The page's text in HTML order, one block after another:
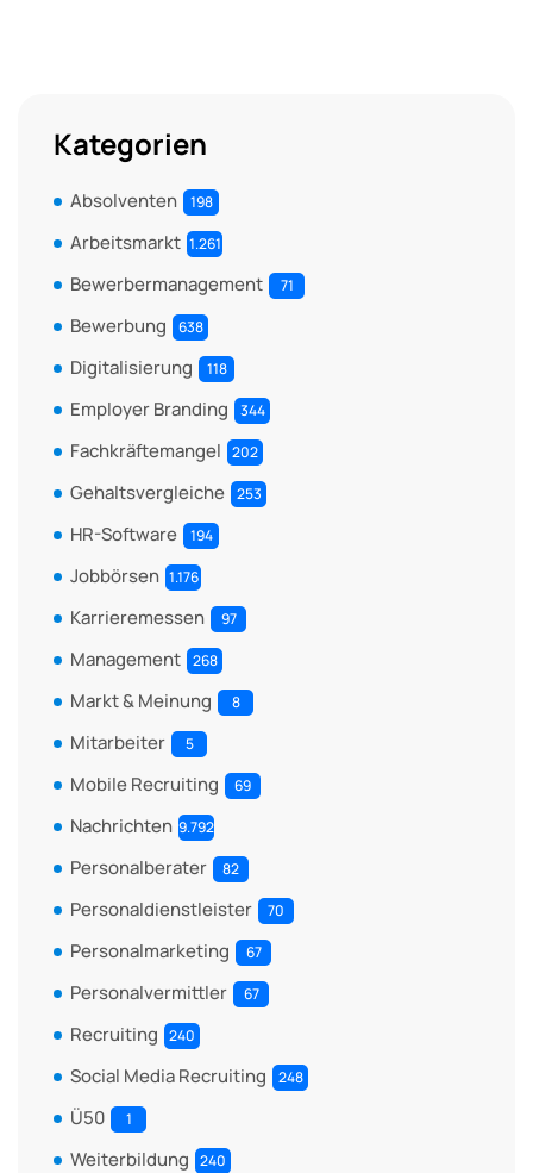
Kategorien
Absolventen 198
Arbeitsmarkt 1.261
Bewerbermanagement 71
Bewerbung 638
Digitalisierung 118
Employer Branding 344
Fachkräftemangel 202
Gehaltsvergleiche 253
HR-Software 194
Jobbörsen 1.176
Karrieremessen 97
Management 268
Markt & Meinung 8
Mitarbeiter 5
Mobile Recruiting 69
Nachrichten 9.792
Personalberater 82
Personaldienstleister 70
Personalmarketing 67
Personalvermittler 67
Recruiting 240
Social Media Recruiting 248
Ü50 1
Weiterbildung 240